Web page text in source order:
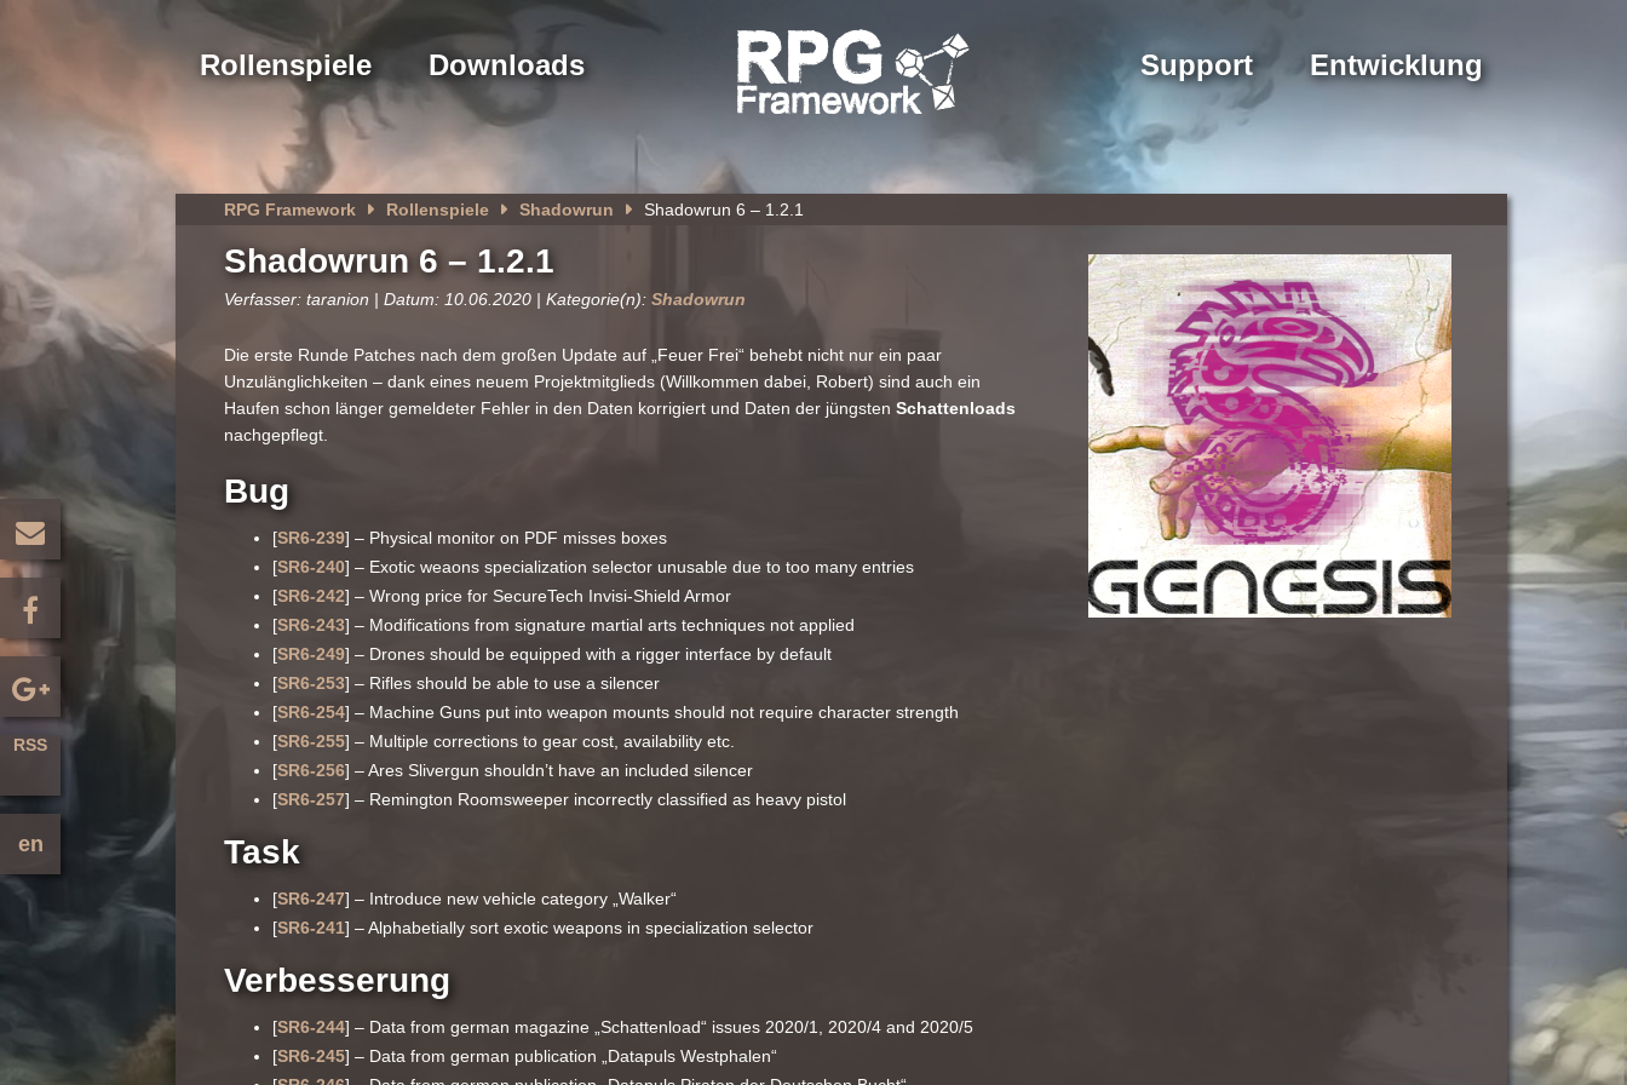
Rollenspiele Downloads Support Entwicklung
RPG Framework Rollenspiele Shadowrun Shadowrun 6 – 1.2.1
Shadowrun 6 – 1.2.1
Verfasser: taranion | Datum: 10.06.2020 | Kategorie(n): Shadowrun
Die erste Runde Patches nach dem großen Update auf „Feuer Frei“ behebt nicht nur ein paar
Unzulänglichkeiten – dank eines neuem Projektmitglieds (Willkommen dabei, Robert) sind auch ein
Haufen schon länger gemeldeter Fehler in den Daten korrigiert und Daten der jüngsten Schattenloads
nachgepflegt.
Bug
[SR6-239] – Physical monitor on PDF misses boxes
[SR6-240] – Exotic weaons specialization selector unusable due to too many entries
[SR6-242] – Wrong price for SecureTech Invisi-Shield Armor
[SR6-243] – Modifications from signature martial arts techniques not applied
[SR6-249] – Drones should be equipped with a rigger interface by default
[SR6-253] – Rifles should be able to use a silencer
[SR6-254] – Machine Guns put into weapon mounts should not require character strength
[SR6-255] – Multiple corrections to gear cost, availability etc.
[SR6-256] – Ares Slivergun shouldn’t have an included silencer
[SR6-257] – Remington Roomsweeper incorrectly classified as heavy pistol
Task
[SR6-247] – Introduce new vehicle category „Walker“
[SR6-241] – Alphabetially sort exotic weapons in specialization selector
Verbesserung
[SR6-244] – Data from german magazine „Schattenload“ issues 2020/1, 2020/4 and 2020/5
[SR6-245] – Data from german publication „Datapuls Westphalen“
RSS
en